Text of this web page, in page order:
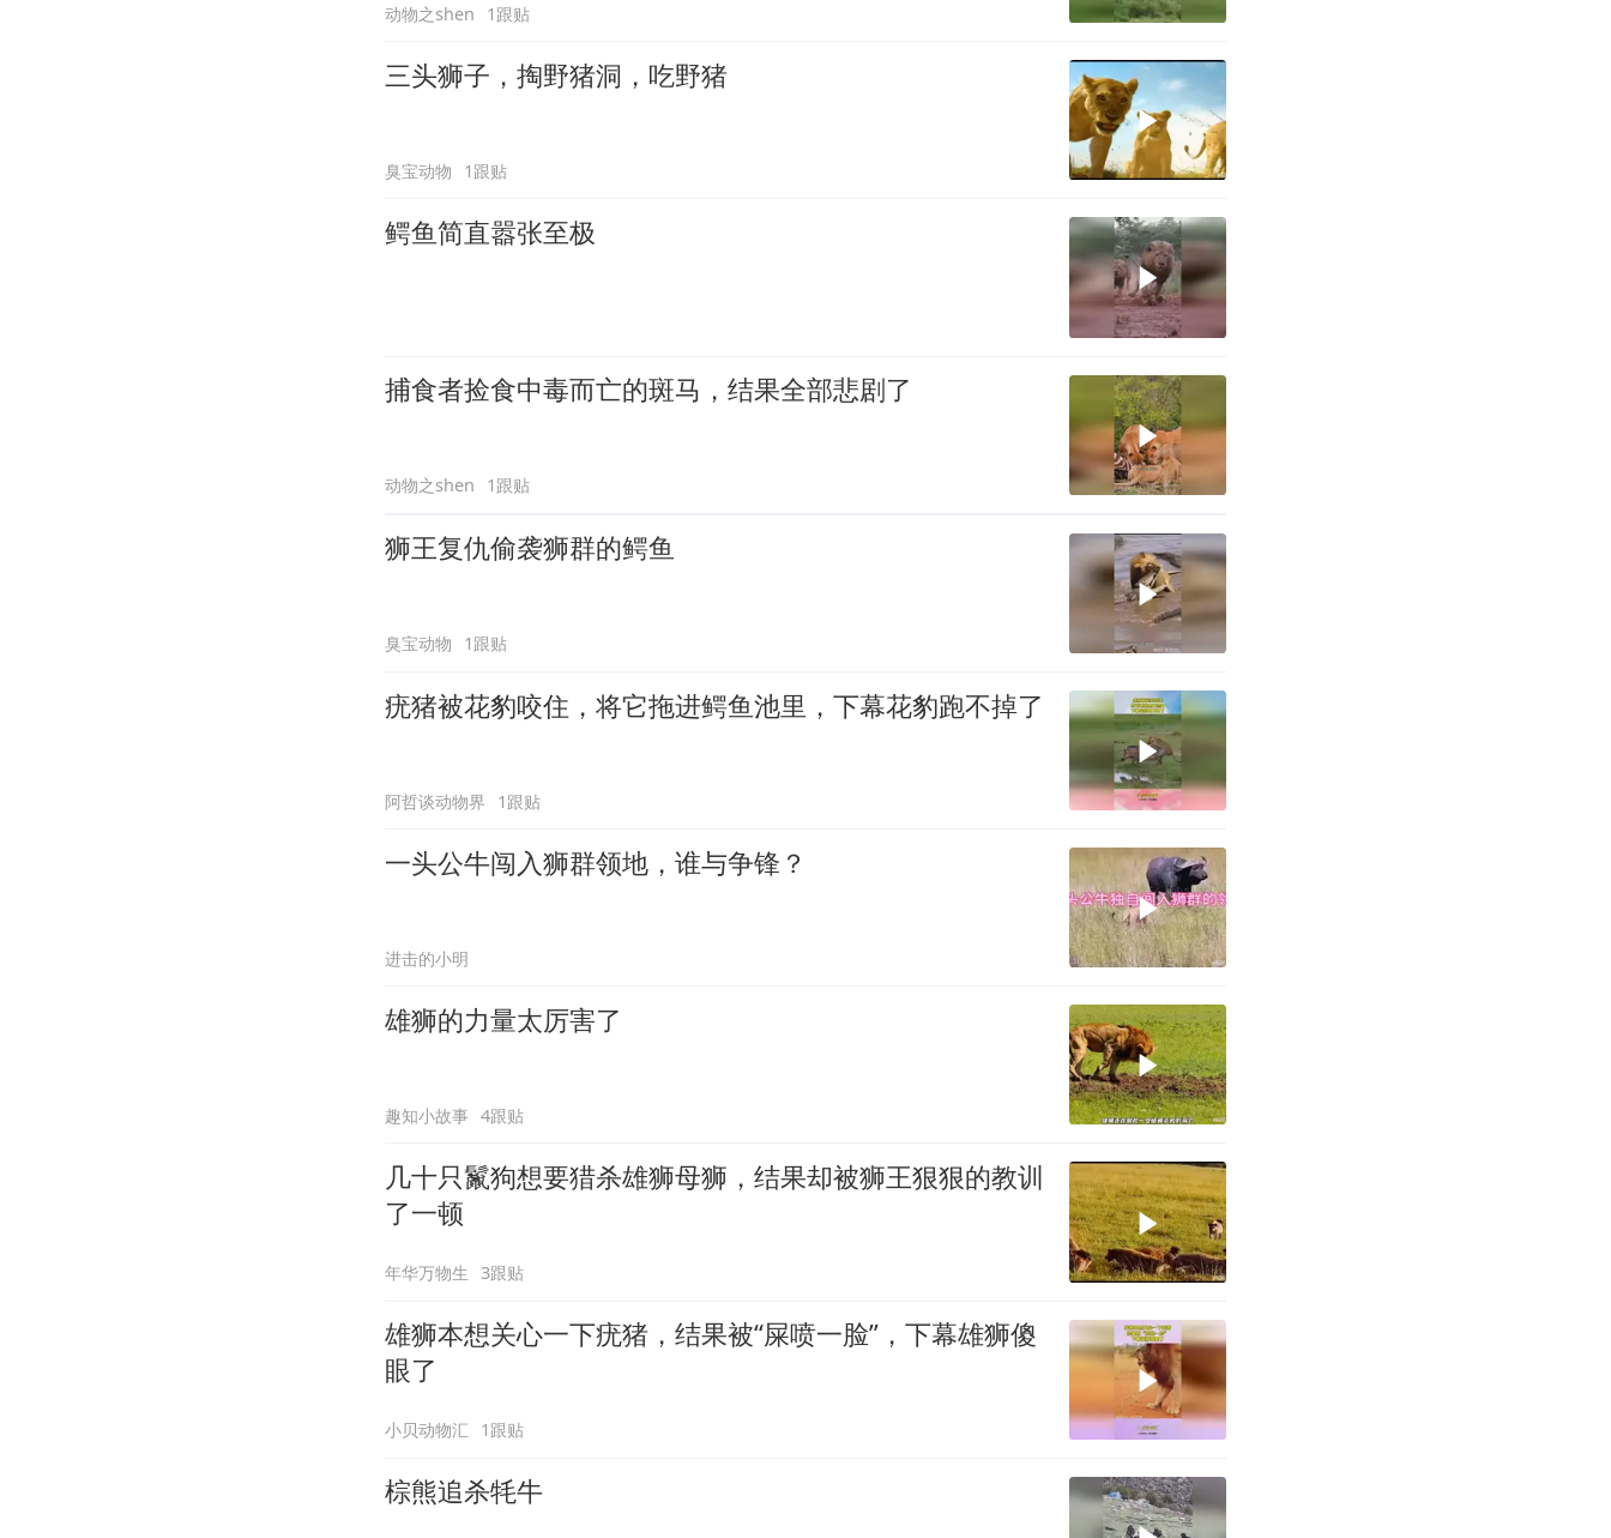
动物之shen 1跟贴
三头狮子，掏野猪洞，吃野猪
臭宝动物 1跟贴
鳄鱼简直嚣张至极
捕食者捡食中毒而亡的斑马，结果全部悲剧了
动物之shen 1跟贴
狮王复仇偷袭狮群的鳄鱼
臭宝动物 1跟贴
疣猪被花豹咬住，将它拖进鳄鱼池里，下幕花豹跑不掉了
阿哲谈动物界 1跟贴
一头公牛闯入狮群领地，谁与争锋？
进击的小明
雄狮的力量太厉害了
趣知小故事 4跟贴
几十只鬣狗想要猎杀雄狮母狮，结果却被狮王狠狠的教训
了一顿
年华万物生 3跟贴
雄狮本想关心一下疣猪，结果被“屎喷一脸”，下幕雄狮傻
眼了
小贝动物汇 1跟贴
棕熊追杀牦牛